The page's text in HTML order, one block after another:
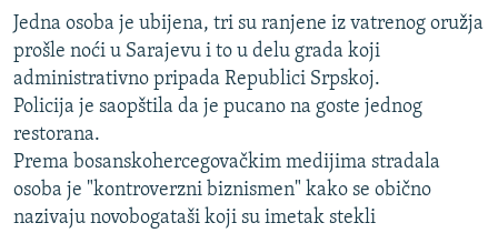
FOTOGALERIJE
INFOGRAFIKE
RAT U UKRAJINI
KINA NA BALKANU
RSE PRIČE IZ SVIJETA
ISPRIČAJ MI
DNEVNO@RSE
SPECIJALI RSE
Jedna osoba je ubijena, tri su ranjene iz vatrenog oružja
prošle noći u Sarajevu i to u delu grada koji
administrativno pripada Republici Srpskoj.
Policija je saopštila da je pucano na goste jednog
restorana.
Prema bosanskohercegovačkim medijima stradala
osoba je "kontroverzni biznismen" kako se obično
nazivaju novobogataši koji su imetak stekli